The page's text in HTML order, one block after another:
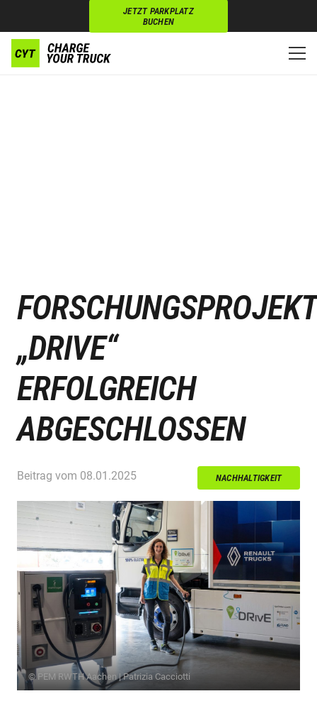
JETZT PARKPLATZ
BUCHEN
FORSCHUNGSPROJEKT
„DRIVE“
ERFOLGREICH
ABGESCHLOSSEN
Beitrag vom 08.01.2025 NACHHALTIGKEIT
© PEM RWTH Aachen | Patrizia Cacciotti